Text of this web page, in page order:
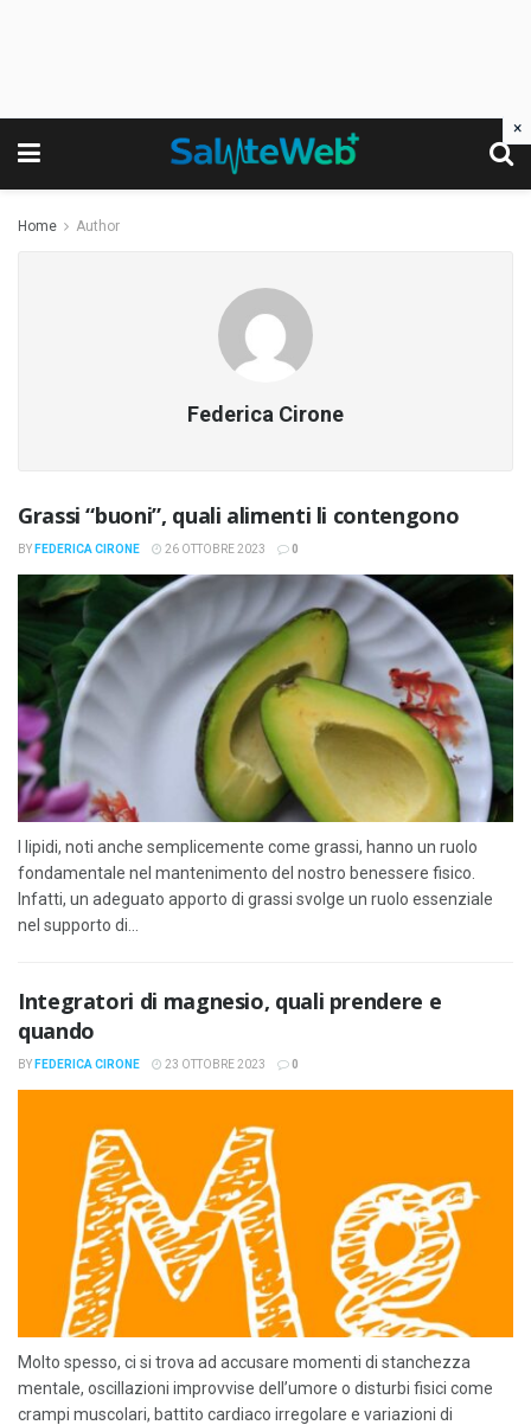
Home Author
Federica Cirone
Grassi “buoni”, quali alimenti li contengono
BY FEDERICA CIRONE 26 OTTOBRE 2023 0
I lipidi, noti anche semplicemente come grassi, hanno un ruolo
fondamentale nel mantenimento del nostro benessere fisico.
Infatti, un adeguato apporto di grassi svolge un ruolo essenziale
nel supporto di...
Integratori di magnesio, quali prendere e
quando
BY FEDERICA CIRONE 23 OTTOBRE 2023 0
Molto spesso, ci si trova ad accusare momenti di stanchezza
mentale, oscillazioni improvvise dell’umore o disturbi fisici come
crampi muscolari, battito cardiaco irregolare e variazioni di
×